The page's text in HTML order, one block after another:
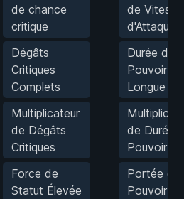
de chance
critique
Dégâts
Critiques
Complets
Multiplicateur
de Dégâts
Critiques
Force de
Statut Élevée
de Vitesse
d'Attaque
Durée de
Pouvoir
Longue
de Durée
Pouvoir
Portée de
Pouvoir